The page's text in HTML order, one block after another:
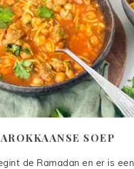
SOEP
de Ramadan en er is een